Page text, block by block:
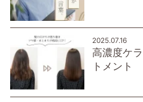
2025.07.16
高濃度ケ
トメント